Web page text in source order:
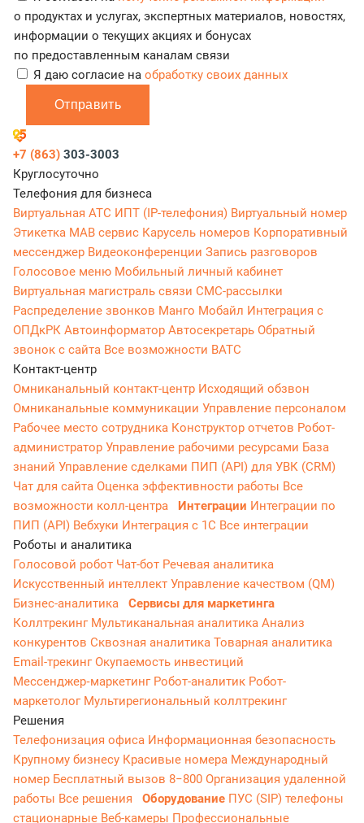
о продуктах и услугах, экспертных материалов, новостях,
информации о текущих акциях и бонусах
по предоставленным каналам связи
Я даю согласие на обработку своих данных
Отправить
+7 (863) 303-3003
Круглосуточно
Телефония для бизнеса
Виртуальная АТС ИПТ (IP-телефония) Виртуальный номер
Этикетка МАВ сервис Карусель номеров Корпоративный
мессенджер Видеоконференции Запись разговоров
Голосовое меню Мобильный личный кабинет
Виртуальная магистраль связи СМС-рассылки
Распределение звонков Манго Мобайл Интеграция с
ОПДкРК Автоинформатор Автосекретарь Обратный
звонок с сайта Все возможности ВАТС
Контакт-центр
Омниканальный контакт-центр Исходящий обзвон
Омниканальные коммуникации Управление персоналом
Рабочее место сотрудника Конструктор отчетов Робот-
администратор Управление рабочими ресурсами База
знаний Управление сделками ПИП (API) для УВК (CRM)
Чат для сайта Оценка эффективности работы Все
возможности колл-центра
Интеграции Интеграции по
ПИП (API) Вебхуки Интеграция с 1С Все интеграции
Роботы и аналитика
Голосовой робот Чат-бот Речевая аналитика
Искусственный интеллект Управление качеством (QM)
Бизнес-аналитика
Сервисы для маркетинга
Коллтрекинг Мультиканальная аналитика Анализ
конкурентов Сквозная аналитика Товарная аналитика
Email-трекингОкупаемость инвестиций
Мессенджер‑маркетинг Робот-аналитик Робот-
маркетолог Мультирегиональный коллтрекинг
Решения
Телефонизация офиса Информационная безопасность
Крупному бизнесу Красивые номера Международный
номер Бесплатный вызов 8−800 Организация удаленной
работы Все решения Оборудование ПУС (SIP) телефоны
стационарные Веб-камеры Профессиональные